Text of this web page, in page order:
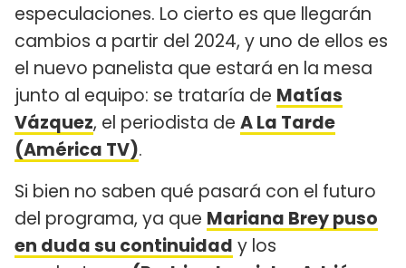
especulaciones. Lo cierto es que llegarán
cambios a partir del 2024, y uno de ellos es
el nuevo panelista que estará en la mesa
junto al equipo: se trataría de Matías
Vázquez, el periodista de A La Tarde
(América TV).
Si bien no saben qué pasará con el futuro
del programa, ya que Mariana Brey puso
en duda su continuidad y los